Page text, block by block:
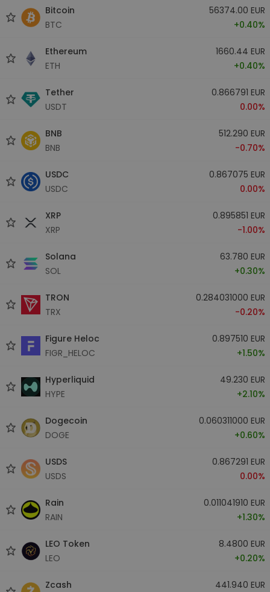
Bitcoin
BTC
56374.00 EUR
+0.40%
Ethereum
ETH
1660.44 EUR
+0.40%
Tether
USDT
0.866791 EUR
0.00%
BNB
BNB
512.290 EUR
-0.70%
USDC
USDC
0.867075 EUR
0.00%
XRP
XRP
0.895851 EUR
-1.00%
Solana
SOL
63.780 EUR
+0.30%
TRON
TRX
0.284031000 EUR
-0.20%
Figure Heloc
FIGR_HELOC
0.897510 EUR
+1.50%
Hyperliquid
HYPE
49.230 EUR
+2.10%
Dogecoin
DOGE
0.060311000 EUR
+0.60%
USDS
USDS
0.867291 EUR
0.00%
Rain
RAIN
0.011041910 EUR
+1.30%
LEO Token
LEO
8.4800 EUR
+0.20%
Zcash
441.940 EUR